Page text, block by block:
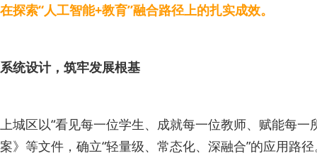
在探索“人工智能+教育”融合路径上的扎实成效。
系统设计，筑牢发展根基
上城区以“看见每一位学生、成就每一位教师、赋能每
案》等文件，确立“轻量级、常态化、深融合”的应用路